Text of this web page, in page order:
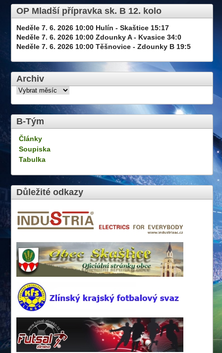
OP Mladší přípravka sk. B 12. kolo
Neděle 7. 6. 2026 10:00 Hulín - Skaštice 15:17
Neděle 7. 6. 2026 10:00 Zdounky A - Kvasice 34:0
Neděle 7. 6. 2026 10:00 Těšnovice - Zdounky B 19:5
Archiv
B-Tým
Články
Soupiska
Tabulka
Důležité odkazy